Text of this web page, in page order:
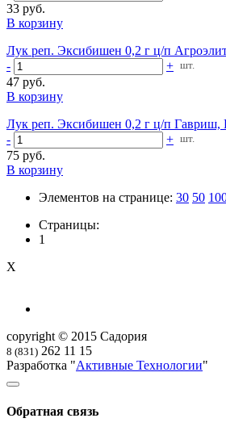
33 руб.
В корзину
Лук реп. Эксибишен 0,2 г ц/п
-
+ шт.
47 руб.
В корзину
Лук реп. Эксибишен 0,2 г ц/п Гавриш,
-
+ шт.
75 руб.
В корзину
Элементов на странице: 30 50
Страницы:
1
X
copyright © 2015 Садория
8 (831) 262 11 15
Разработка "Активные Технологии"
Обратная связь